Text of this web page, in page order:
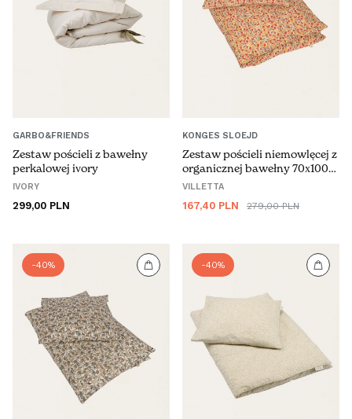
GARBO&FRIENDS
Zestaw pościeli z bawełny
perkalowej ivory
IVORY
Cena
299,00 PLN
KONGES SLOEJD
Zestaw pościeli niemowlęcej z
organicznej bawełny 70x100
cm
VILLETTA
Cena
167,40 PLN
Cena
279,00 PLN
-40% -40%